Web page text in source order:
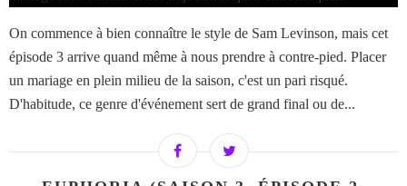
On commence à bien connaître le style de Sam Levinson, mais cet
épisode 3 arrive quand même à nous prendre à contre-pied. Placer
un mariage en plein milieu de la saison, c'est un pari risqué.
D'habitude, ce genre d'événement sert de grand final ou de...